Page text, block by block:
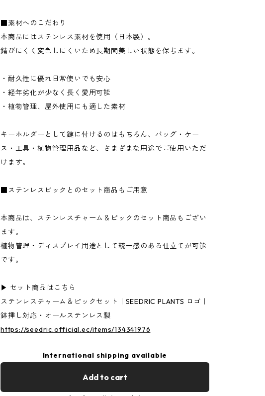
■素材へのこだわり
本商品にはステンレス素材を使用（日本製）。
錆びにくく変色しにくいため長期間美しい状態を保ちます。
・耐久性に優れ日常使いでも安心
・経年劣化が少なく長く愛用可能
・植物管理、屋外使用にも適した素材
キーホルダーとして鍵に付けるのはもちろん、バッグ・ケー
ス・工具・植物管理用品など、さまざまな用途でご使用いただ
けます。
■ステンレスピックとのセット商品もご用意
本商品は、ステンレスチャーム＆ピックのセット商品もござい
ます。
植物管理・ディスプレイ用途として統一感のある仕立てが可能
です。
▶ セット商品はこちら
ステンレスチャーム＆ピックセット｜SEEDRIC PLANTS ロゴ｜
鉢挿し対応・オールステンレス製
https://seedric.official.ec/items/134341976
International shipping available
Add to cart